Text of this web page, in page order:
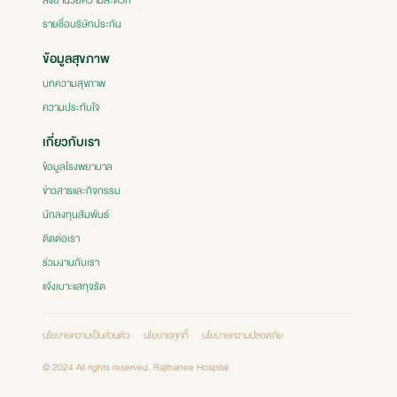
รายชื่อบริษัทประกัน
ข้อมูลสุขภาพ
บทความสุขภาพ
ความประทับใจ
เกี่ยวกับเรา
ข้อมูลโรงพยาบาล
ข่าวสารและกิจกรรม
นักลงทุนสัมพันธ์
ติดต่อเรา
ร่วมงานกับเรา
แจ้งเบาะแสทุจริต
© 2024 All rights reserved. Rajthanee Hospital
นโยบายความเป็นส่วนตัว นโยบายคุกกี้ นโยบายความปลอดภัย